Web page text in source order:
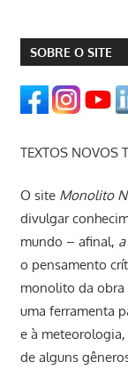
SOBRE O SITE
TEXTOS NOVOS
O site Monolito
divulgar
mundo – afinal,
o pensamento
monolito da obra
uma ferramenta
e à
de alguns